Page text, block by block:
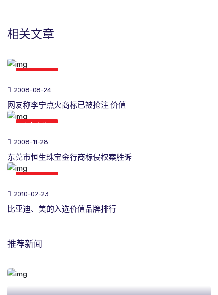
相关文章
2008-08-24
网友称李宁点火商标已被抢注 价值
2008-11-28
东莞市恒生珠宝金行商标侵权案胜诉
2010-02-23
比亚迪、美的入选价值品牌排行
推荐新闻